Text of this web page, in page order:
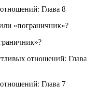
Глава 8
Глава 7